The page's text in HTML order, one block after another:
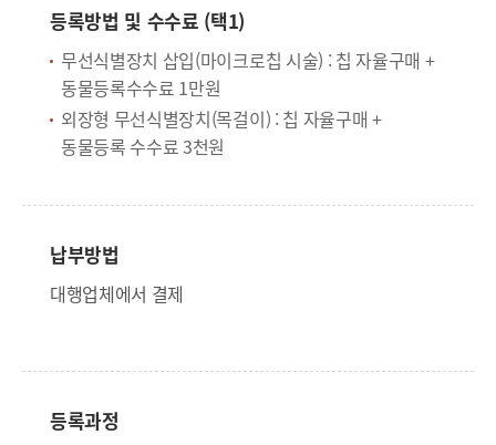
등록방법 및 수수료 (택1)
무선식별장치 삽입(마이크로칩 시술) : 칩 자율구매 +
동물등록수수료 1만원
외장형 무선식별장치(목걸이) : 칩 자율구매 +
동물등록 수수료 3천원
납부방법
대행업체에서 결제
등록과정